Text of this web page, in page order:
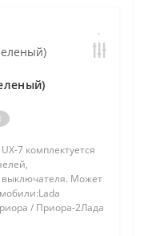
7 комплектуется
выключателя. Может
/ Приора-2Лада